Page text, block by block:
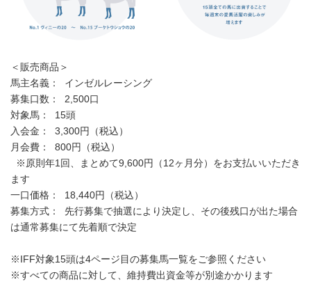
＜販売商品＞
馬主名義： インゼルレーシング
募集口数： 2,500口
対象馬： 15頭
入会金： 3,300円（税込）
月会費： 800円（税込）
※原則年1回、まとめて9,600円（12ヶ月分）をお支払いいただき
ます
一口価格： 18,440円（税込）
募集方式： 先行募集で抽選により決定し、その後残口が出た場合
は通常募集にて先着順で決定
※IFF対象15頭は4ページ目の募集馬一覧をご参照ください
※すべての商品に対して、維持費出資金等が別途かかります